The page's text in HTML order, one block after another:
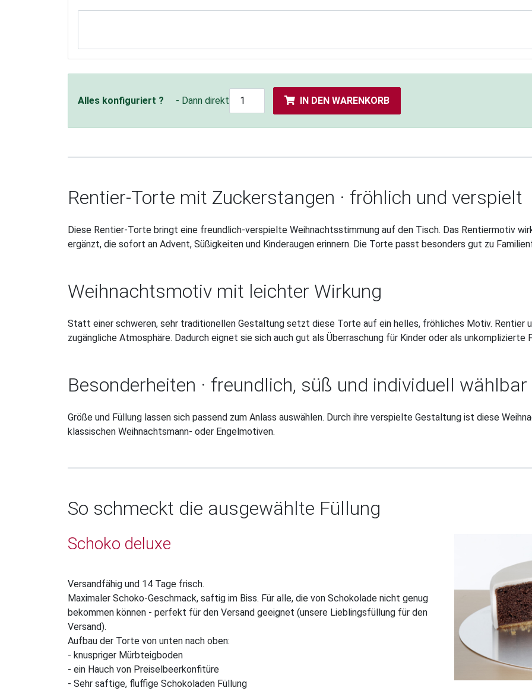
Alles konfiguriert ? - Dann direkt IN DEN WARENKORB
Rentier-Torte mit Zuckerstangen · fröhlich und verspielt
Diese Rentier-Torte bringt eine freundlich-verspielte Weihnachtsstimmung auf den Tisch. Das Rentiermotiv
ergänzt, die sofort an Advent, Süßigkeiten und Kinderaugen erinnern. Die Torte passt besonders gut zu
Weihnachtsmotiv mit leichter Wirkung
Statt einer schweren, sehr traditionellen Gestaltung setzt diese Torte auf ein helles, fröhliches Motiv. Rentier
zugängliche Atmosphäre. Dadurch eignet sie sich auch gut als Überraschung für Kinder oder als
Besonderheiten · freundlich, süß und individuell wählbar
Größe und Füllung lassen sich passend zum Anlass auswählen. Durch ihre verspielte Gestaltung ist diese
klassischen Weihnachtsmann- oder Engelmotiven.
So schmeckt die ausgewählte Füllung
Schoko deluxe
Versandfähig und 14 Tage frisch.
Maximaler Schoko-Geschmack, saftig im Biss. Für alle, die von Schokolade nicht genug
bekommen können - perfekt für den Versand geeignet (unsere Lieblingsfüllung für den
Versand).
Aufbau der Torte von unten nach oben:
- knuspriger Mürbteigboden
- ein Hauch von Preiselbeerkonfitüre
- Sehr saftige, fluffige Schokoladen Füllung